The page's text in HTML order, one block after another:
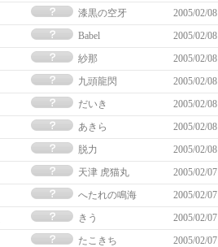
漆黒の空牙 2005/02/08
Babel 2005/02/08
紗那 2005/02/08
九頭龍閃 2005/02/08
だいき 2005/02/08
あきら 2005/02/08
脱力 2005/02/08
天津 虎猫丸 2005/02/07
へたれの鳴海 2005/02/07
きう 2005/02/07
たこきち 2005/02/07